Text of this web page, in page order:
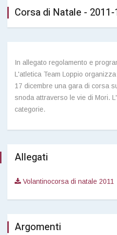
Corsa di Natale -
In allegato regolamento e
L'atletica Team Loppio
17 dicembre una gara di corsa
snoda attraverso le vie di Mori.
categorie.
Allegati
Volantinocorsa di natale 2011
Argomenti